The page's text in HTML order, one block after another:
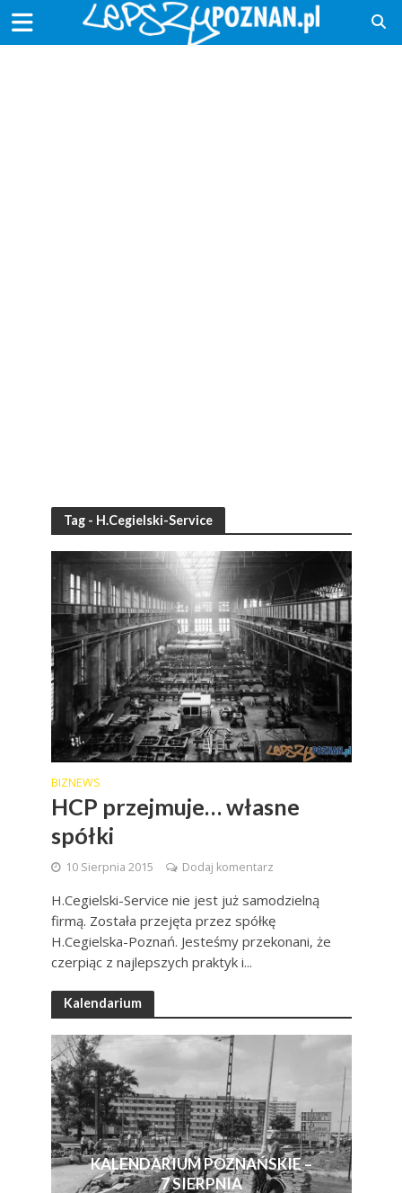
Tag - H.Cegielski-Service
BIZNEWS
HCP przejmuje… własne
spółki
10 Sierpnia 2015 Dodaj komentarz
H.Cegielski-Service nie jest już samodzielną
firmą. Została przejęta przez spółkę
H.Cegielska-Poznań. Jesteśmy przekonani, że
czerpiąc z najlepszych praktyk i...
Kalendarium
KALENDARIUM POZNAŃSKIE –
7 SIERPNIA